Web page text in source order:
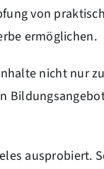
von
ermöglichen.
nicht nur
ausprobiert.